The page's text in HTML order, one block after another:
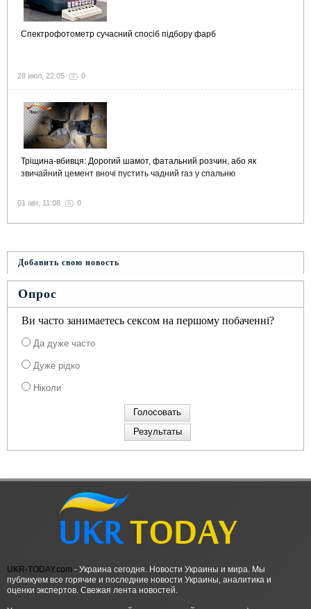
Спектрофотометр сучасний спосіб підбору фарб
28 июл, 22:05 0
Тріщина-вбивця: Дорогий шамот, фатальний розчин, або як
звичайний цемент вночі пустить чадний газ у спальню
01 авг, 11:08 0
Добавить свою новость
Опрос
Ви часто занимаетесь сексом на першому побаченні?
Да дуже часто
Дуже рідко
Ніколи
UKR-TODAY.com - Украина сегодня. Новости Украины и мира. Мы
публикуем все горячие и последние новости Украины, аналитика и
оценки экспертов. Свежая лента новостей.